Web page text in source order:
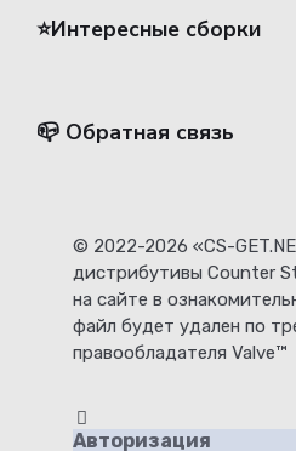
⭐️Интересные сборки
📪 Обратная связь
© 2022-2026 «CS-
дистрибутивы Counter
на сайте в
файл будет удален по
правообладателя Valve™
Авторизация